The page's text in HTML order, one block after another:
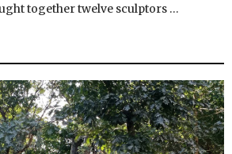
together twelve sculptors …